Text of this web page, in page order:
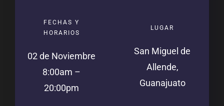
FECHAS Y
HORARIOS
02 de Noviembre
8:00am –
20:00pm
LUGAR
San Miguel de
Allende,
Guanajuato